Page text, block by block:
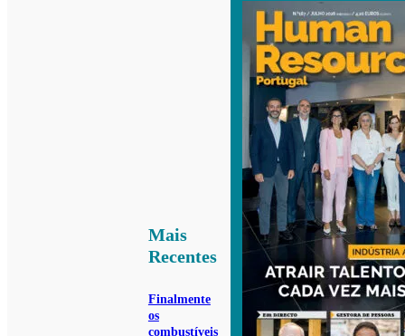
Mais
Recentes
Finalmente
os
combustíveis